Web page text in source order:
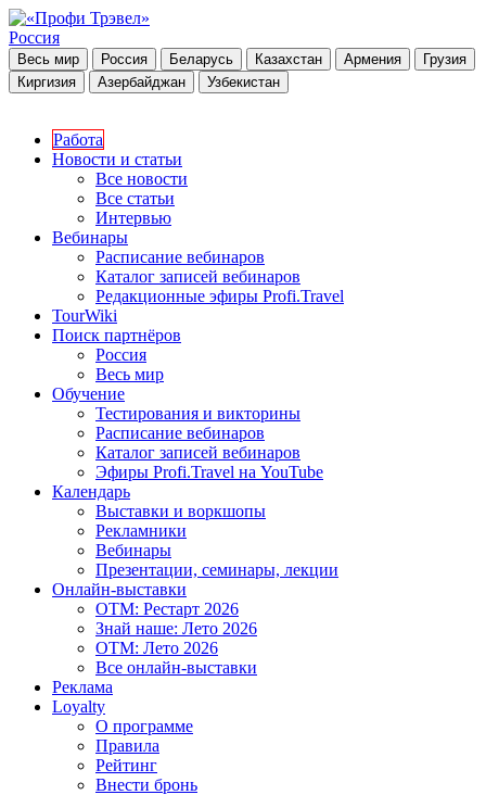
Россия
Весь мир Россия Беларусь Казахстан Армения
Грузия
Киргизия
Азербайджан Узбекистан
Работа
Новости и статьи
Все новости
Все статьи
Интервью
Вебинары
Расписание вебинаров
Каталог записей вебинаров
Редакционные эфиры Profi.Travel
TourWiki
Поиск партнёров
Россия
Весь мир
Обучение
Тестирования и викторины
Расписание вебинаров
Каталог записей вебинаров
Эфиры Profi.Travel на YouTube
Календарь
Выставки и воркшопы
Рекламники
Вебинары
Презентации, семинары, лекции
Онлайн-выставки
OTM: Рестарт 2026
Знай наше: Лето 2026
OTM: Лето 2026
Все онлайн-выставки
Реклама
Loyalty
О программе
Правила
Рейтинг
Внести бронь